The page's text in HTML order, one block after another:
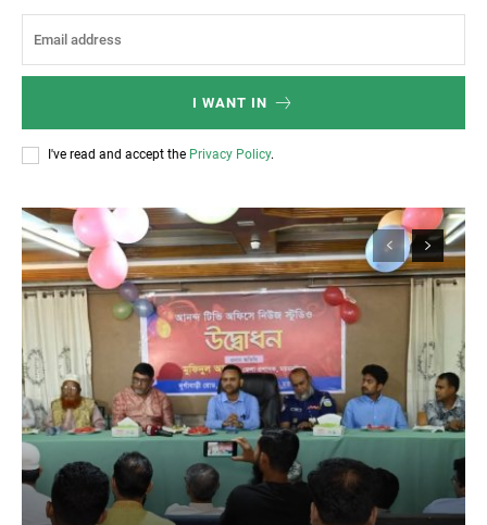
I WANT IN
I've read and accept the Privacy Policy.